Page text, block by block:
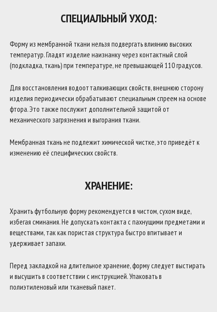
СПЕЦИАЛЬНЫЙ УХОД:
Форму из мембранной ткани нельзя подвергать влиянию высоких
температур. Гладят изделие наизнанку через контактный слой
(подкладка, ткань) при температуре, не превышающей 110 градусов.
Для восстановления водоотталкивающих свойств, внешнюю сторону
изделия периодически обрабатывают специальным спреем на основе
фтора. Это также послужит дополнительной защитой от
механического загрязнения и выгорания ткани.
Мембранная ткань не подлежит химической чистке, это приведёт к
изменению её специфических свойств.
ХРАНЕНИЕ:
Хранить футбольную форму рекомендуется в чистом, сухом виде,
избегая сминания. Не допускать контакта с пахнущими предметами и
веществами, так как пористая структура быстро впитывает и
удерживает запахи.
Перед закладкой на длительное хранение, форму следует выстирать
и высушить в соответствии с инструкцией. Упаковать в
полиэтиленовый или тканевый пакет.